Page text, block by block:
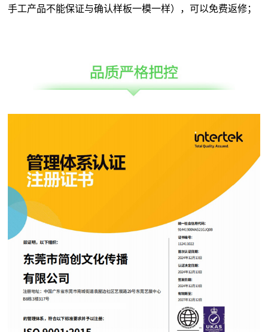
手工产品不能保证与确认样板一模一样），可以免费返修；